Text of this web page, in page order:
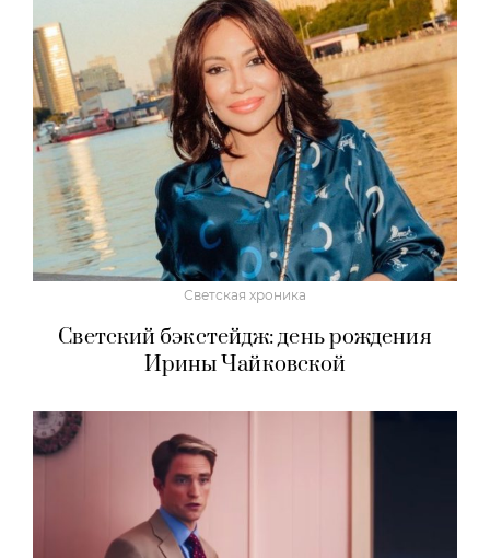
Светская хроника
Светский бэкстейдж: день рождения
Ирины Чайковской